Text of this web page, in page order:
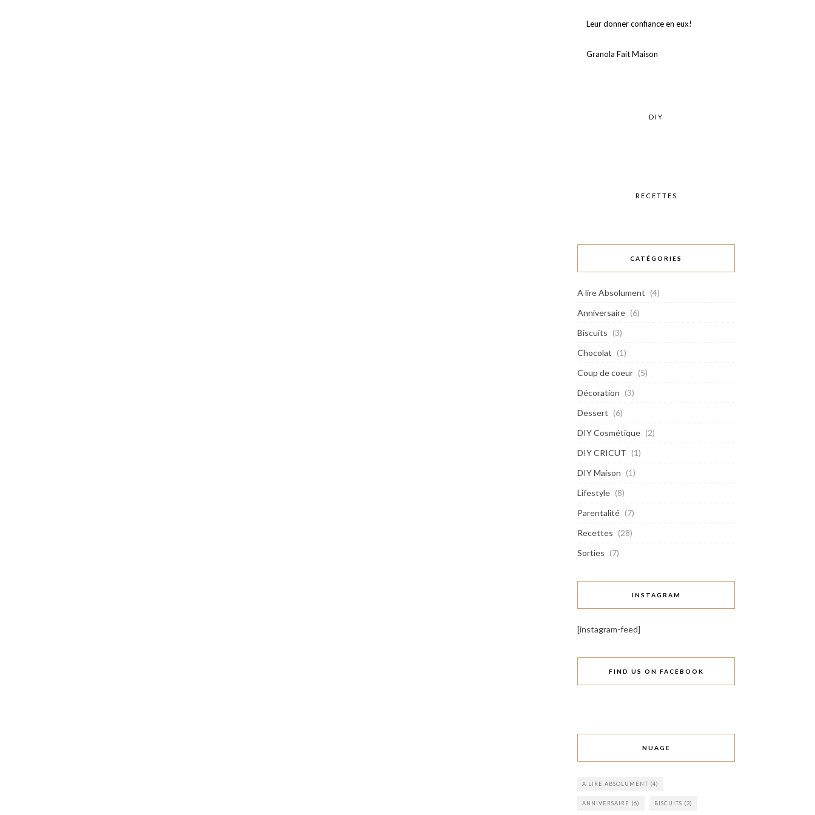
Leur donner confiance en eux!⠀
Granola Fait Maison
DIY
RECETTES
CATÉGORIES
A lire Absolument (4)
Anniversaire (6)
Biscuits (3)
Chocolat (1)
Coup de coeur (5)
Décoration (3)
Dessert (6)
DIY Cosmétique (2)
DIY CRICUT (1)
DIY Maison (1)
Lifestyle (8)
Parentalité (7)
Recettes (28)
Sorties (7)
INSTAGRAM
[instagram-feed]
FIND US ON FACEBOOK
NUAGE
A LIRE ABSOLUMENT (4)
ANNIVERSAIRE (6) BISCUITS (3)